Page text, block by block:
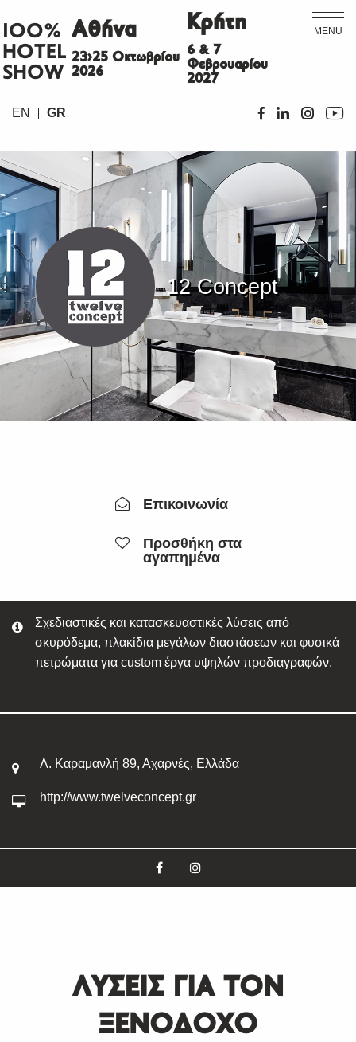
MENU
ΙΟΟ%
HOTEL
SHOW
Αθήνα
23>25 Οκτωβρίου
2026
Κρήτη
6 & 7
Φεβρουαρίου
2027
EN GR
12 Concept
Επικοινωνία
Προσθήκη στα
αγαπημένα
Σχεδιαστικές και κατασκευαστικές λύσεις από
σκυρόδεμα, πλακίδια μεγάλων διαστάσεων και φυσικά
πετρώματα για custom έργα υψηλών προδιαγραφών.
Λ. Καραμανλή 89, Αχαρνές, Ελλάδα
http://www.twelveconcept.gr
ΛΥΣΕΙΣ ΓΙΑ ΤΟΝ
ΞΕΝΟΔΟΧΟ